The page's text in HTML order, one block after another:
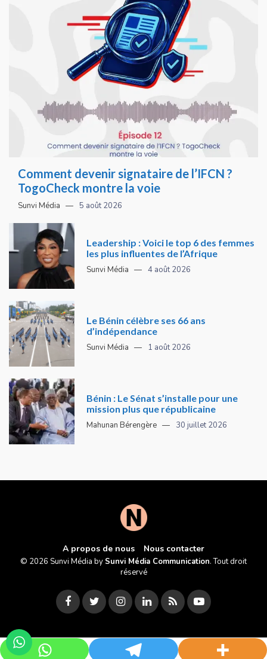
Comment devenir signataire de l’IFCN ?
TogoCheck montre la voie
Sunvi Média 5 août 2026
Leadership : Voici le top 6 des femmes
les plus influentes de l’Afrique
Sunvi Média 4 août 2026
Le Bénin célèbre ses 66 ans
d’indépendance
Sunvi Média 1 août 2026
Bénin : Le Sénat s’installe pour une
mission plus que républicaine
Mahunan Bérengère 30 juillet 2026
A propos de nous Nous contacter
© 2026 Sunvi Média by Sunvi Média Communication. Tout droit
réservé